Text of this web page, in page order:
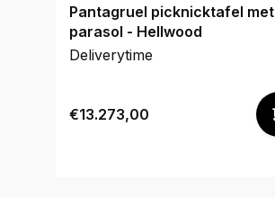
Pantagruel picknicktafel met
parasol - Hellwood
Deliverytime
€13.273,00